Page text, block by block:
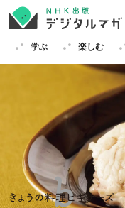
学ぶ 楽しむ
学ぶ